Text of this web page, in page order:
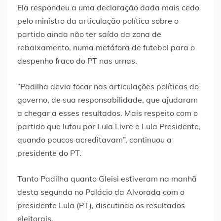
Ela respondeu a uma declaração dada mais cedo
pelo ministro da articulação política sobre o
partido ainda não ter saído da zona de
rebaixamento, numa metáfora de futebol para o
despenho fraco do PT nas urnas.
“Padilha devia focar nas articulações políticas do
governo, de sua responsabilidade, que ajudaram
a chegar a esses resultados. Mais respeito com o
partido que lutou por Lula Livre e Lula Presidente,
quando poucos acreditavam”, continuou a
presidente do PT.
Tanto Padilha quanto Gleisi estiveram na manhã
desta segunda no Palácio da Alvorada com o
presidente Lula (PT), discutindo os resultados
eleitorais.